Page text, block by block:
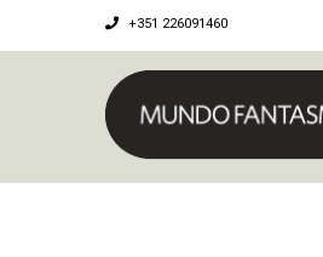
+351 226091460